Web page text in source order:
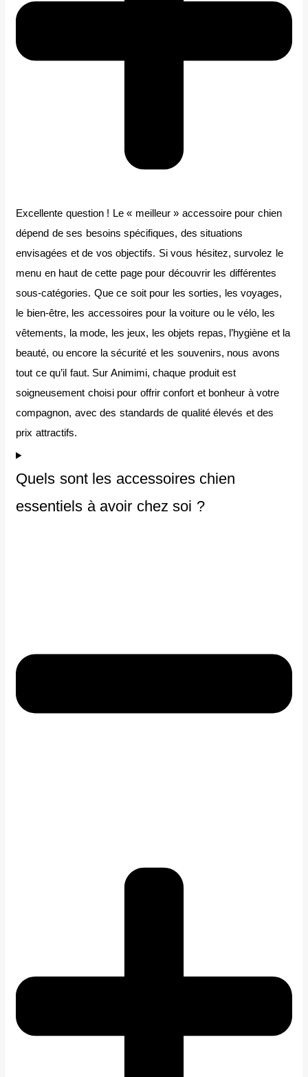
Excellente question ! Le « meilleur » accessoire pour chien
dépend de ses besoins spécifiques, des situations
envisagées et de vos objectifs. Si vous hésitez, survolez le
menu en haut de cette page pour découvrir les différentes
sous-catégories. Que ce soit pour les sorties, les voyages,
le bien-être, les accessoires pour la voiture ou le vélo, les
vêtements, la mode, les jeux, les objets repas, l’hygiène et la
beauté, ou encore la sécurité et les souvenirs, nous avons
tout ce qu’il faut. Sur Animimi, chaque produit est
soigneusement choisi pour offrir confort et bonheur à votre
compagnon, avec des standards de qualité élevés et des
prix attractifs.
Quels sont les accessoires chien
essentiels à avoir chez soi ?